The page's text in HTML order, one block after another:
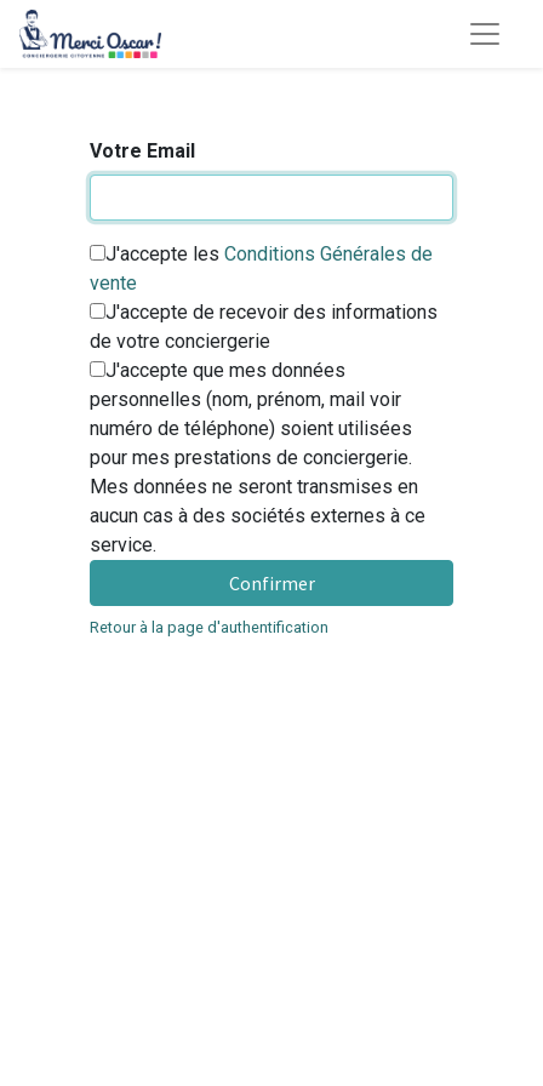
Votre Email
J'accepte les Conditions Générales de
vente
J'accepte de recevoir des informations
de votre conciergerie
J'accepte que mes données
personnelles (nom, prénom, mail voir
numéro de téléphone) soient utilisées
pour mes prestations de conciergerie.
Mes données ne seront transmises en
aucun cas à des sociétés externes à ce
service.
Confirmer
Retour à la page d'authentification